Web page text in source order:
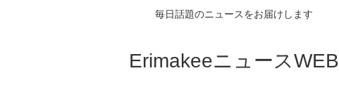
毎日話題のニュースをお届けします
ErimakeeニュースWEB